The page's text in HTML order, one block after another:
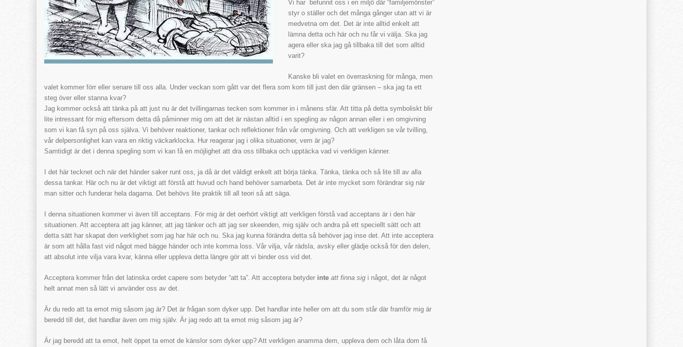
Vi har befunnit oss i en miljö där “familjemönster”
styr o ställer och det många gånger utan att vi är
medvetna om det. Det är inte alltid enkelt att
lämna detta och här och nu får vi välja. Ska jag
agera eller ska jag gå tillbaka till det som alltid
varit?
Kanske bli valet en överraskning för många, men
valet kommer förr eller senare till oss alla. Under veckan som gått var det flera som kom till just den där gränsen – ska jag ta ett
steg över eller stanna kvar?
Jag kommer också att tänka på att just nu är det tvillingarnas tecken som kommer in i månens sfär. Att titta på detta symboliskt blir
lite intressant för mig eftersom detta då påminner mig om att det är nästan alltid i en spegling av någon annan eller i en omgivning
som vi kan få syn på oss själva. Vi behöver reaktioner, tankar och reflektioner från vår omgivning. Och att verkligen se vår tvilling,
vår delpersonlighet kan vara en riktig väckarklocka. Hur reagerar jag i olika situationer, vem är jag?
Samtidigt är det i denna spegling som vi kan få en möjlighet att dra oss tillbaka och upptäcka vad vi verkligen känner.
I det här tecknet och när det händer saker runt oss, ja då är det väldigt enkelt att börja tänka. Tänka, tänka och så lite till av alla
dessa tankar. Här och nu är det viktigt att förstå att huvud och hand behöver samarbeta. Det är inte mycket som förändrar sig när
man sitter och funderar hela dagarna. Det behövs lite praktik till all teori så att säga.
I denna situationen kommer vi även till acceptans. För mig är det oerhört viktigt att verkligen förstå vad acceptans är i den här
situationen. Att acceptera att jag känner, att jag tänker och att jag ser skeenden, mig själv och andra på ett speciellt sätt och att
detta sätt har skapat den verklighet som jag har här och nu. Ska jag kunna förändra detta så behöver jag inse det. Att inte acceptera
är som att hålla fast vid något med bägge händer och inte komma loss. Vår vilja, vår rädsla, avsky eller glädje också för den delen,
att absolut inte vilja vara kvar, känna eller uppleva detta längre gör att vi binder oss vid det.
Acceptera kommer från det latinska ordet capere som betyder “att ta”. Att acceptera betyder inte att finna sig i något, det är något
helt annat men så lätt vi använder oss av det.
Är du redo att ta emot mig såsom jag är? Det är frågan som dyker upp. Det handlar inte heller om att du som står där framför mig är
beredd till det, det handlar även om mig själv. Är jag redo att ta emot mig såsom jag är?
Är jag beredd att ta emot, helt öppet ta emot de känslor som dyker upp? Att verkligen anamma dem, uppleva dem och låta dom få